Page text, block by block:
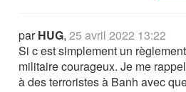
parHUG,25 avril 2022 13:22
Si c est simplement un
militaire courageux. Je me
à des terroristes à Banh avec